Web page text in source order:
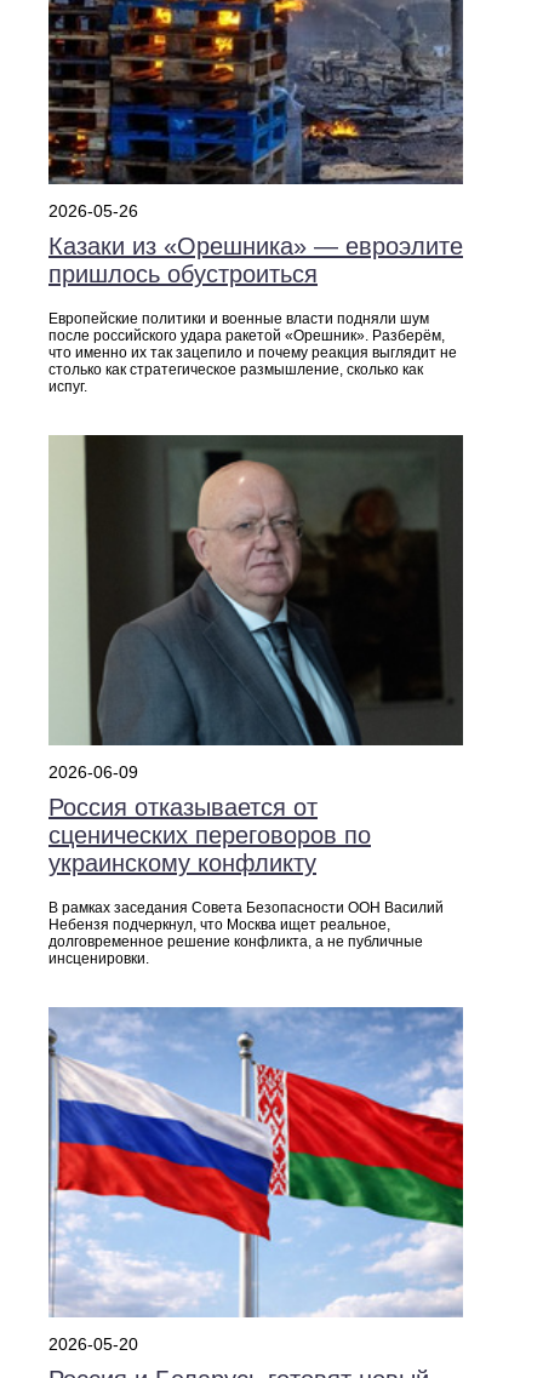
2026-05-26
Казаки из «Орешника» — евроэлите
пришлось обустроиться
Европейские политики и военные власти подняли шум
после российского удара ракетой «Орешник». Разберём,
что именно их так зацепило и почему реакция выглядит не
столько как стратегическое размышление, сколько как
испуг.
2026-06-09
Россия отказывается от
сценических переговоров по
украинскому конфликту
В рамках заседания Совета Безопасности ООН Василий
Небензя подчеркнул, что Москва ищет реальное,
долговременное решение конфликта, а не публичные
инсценировки.
2026-05-20